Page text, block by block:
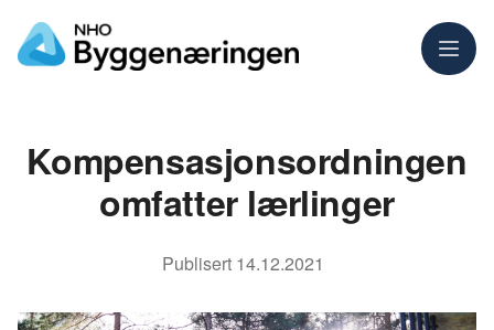
Meny
Kompensasjonsordningen
omfatter lærlinger
Publisert 14.12.2021